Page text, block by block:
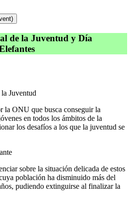
de la Juventud y Día
Juventud
la ONU que busca conseguir la
en todos los ámbitos de la
los desafíos a los que la juventud se
sobre la situación delicada de estos
población ha disminuido más del
pudiendo extinguirse al finalizar la